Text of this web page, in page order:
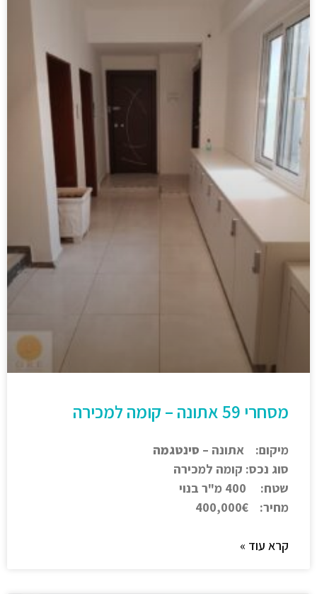
מסחרי 59 אתונה – קומה למכירה
מיקום: אתונה – סינטגמה
סוג נכס: קומה למכירה
שטח: 400 מ"ר בנוי
מחיר: 400,000€
קרא עוד »